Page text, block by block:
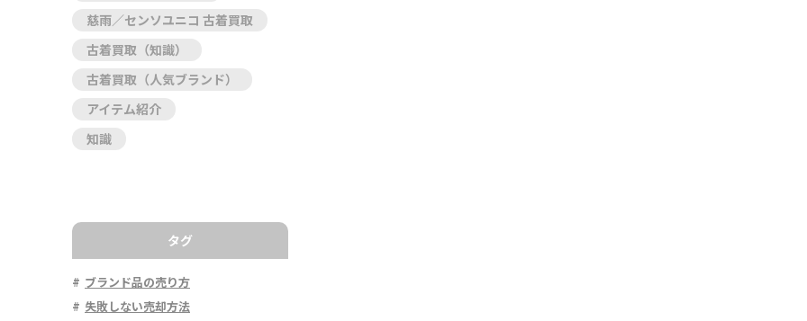
慈雨／センソユニコ 古着買取
古着買取（知識）
古着買取（人気ブランド）
アイテム紹介
知識
タグ
ブランド品の売り方
失敗しない売却方法